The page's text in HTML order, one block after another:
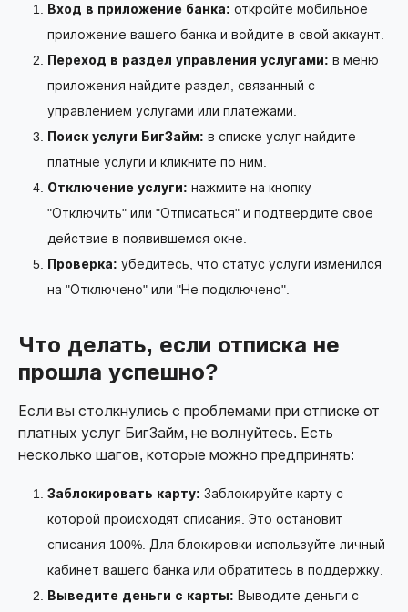
Вход в приложение банка: откройте мобильное
приложение вашего банка и войдите в свой аккаунт.
Переход в раздел управления услугами: в меню
приложения найдите раздел, связанный с
управлением услугами или платежами.
Поиск услуги БигЗайм: в списке услуг найдите
платные услуги и кликните по ним.
Отключение услуги: нажмите на кнопку
"Отключить" или "Отписаться" и подтвердите свое
действие в появившемся окне.
Проверка: убедитесь, что статус услуги изменился
на "Отключено" или "Не подключено".
Что делать, если отписка не
прошла успешно?
Если вы столкнулись с проблемами при отписке от
платных услуг БигЗайм, не волнуйтесь. Есть
несколько шагов, которые можно предпринять:
Заблокировать карту: Заблокируйте карту с
которой происходят списания. Это остановит
списания 100%. Для блокировки используйте личный
кабинет вашего банка или обратитесь в поддержку.
Выведите деньги с карты: Выводите деньги с